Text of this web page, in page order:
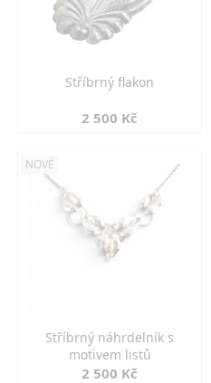
Stříbrný flakon
2 500 Kč
NOVÉ
Stříbrný náhrdelník s
motivem listů
2 500 Kč